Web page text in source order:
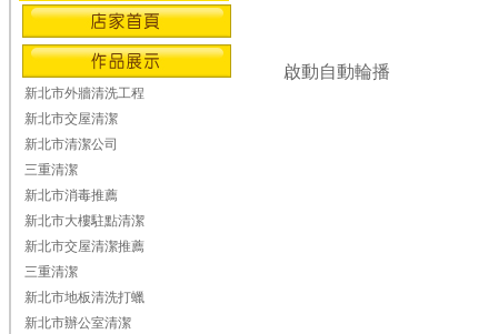
新北市外牆清洗工程
新北市交屋清潔
新北市清潔公司
三重清潔
新北市消毒推薦
新北市大樓駐點清潔
新北市交屋清潔推薦
三重清潔
新北市地板清洗打蠟
新北市辦公室清潔
啟動自動輪播